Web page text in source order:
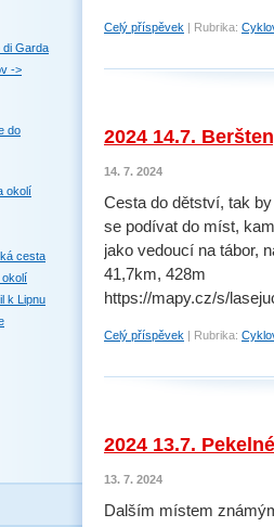
Celý příspěvek | Rubrika:
2024 14.7.
14. 7. 2024
Cesta do dětství, tak
se podívat do míst,
jako vedoucí na tábor,
41,7km, 428m
https://mapy.cz/s/
Celý příspěvek | Rubrika:
2024 13.7.
13. 7. 2024
Dalším místem
di Garda
->
do
okolí
cesta
k Lipnu